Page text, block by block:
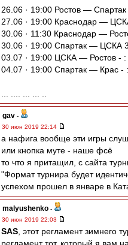
26.06 · 19:00 Ростов —
27.06 · 19:00 Краснодар —
30.06 · 11:30 Краснодар —
30.06 · 19:00 Спартак — ЦСКА
03.07 · 19:00 ЦСКА — Ростов - :
04.07 · 19:00 Спартак — Крас -
gav -
30 июн 2019 22:14
а нафига вообще эти игры
или кнопка муте - наше фсё
то что я притащил, с сайта
"Формат турнира будет
успехом прошел в январе в
malyushenko -
30 июн 2019 22:03
SAS , этот регламент зимнего